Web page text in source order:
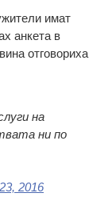
имат
анкета в
отговориха
на
ни по
2016